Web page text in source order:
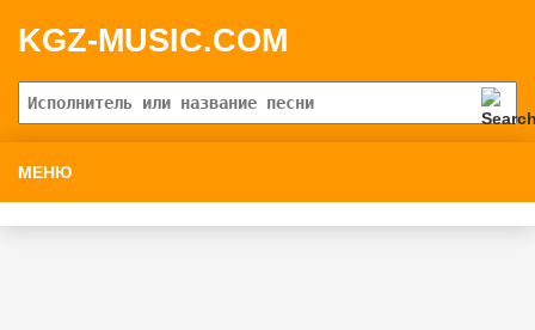
KGZ-MUSIC.COM
МЕНЮ